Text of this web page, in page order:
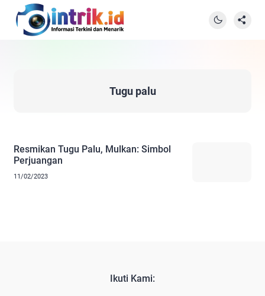
Tugu palu
Resmikan Tugu Palu, Mulkan: Simbol
Perjuangan
11/02/2023
Ikuti Kami: